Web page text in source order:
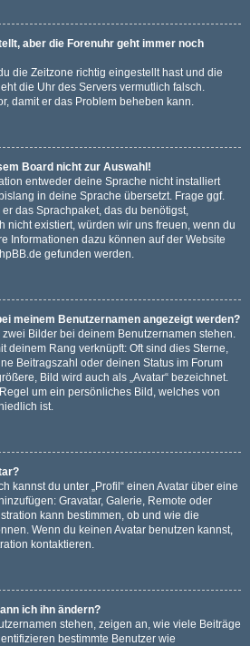
aber die Forenuhr geht immer noch
die Zeitzone richtig eingestellt hast und die
die Uhr des Servers vermutlich falsch.
damit er das Problem beheben kann.
Board nicht zur Auswahl!
entweder deine Sprache nicht installiert
in deine Sprache übersetzt. Frage ggf.
das Sprachpaket, das du benötigst,
nicht existiert, würden wir uns freuen, wenn du
Informationen dazu können auf der Website
gefunden werden.
meinem Benutzernamen angezeigt werden?
Bilder bei deinem Benutzernamen stehen.
deinem Rang verknüpft: Oft sind dies Sterne,
Beitragszahl oder deinen Status im Forum
Bild wird auch als „Avatar“ bezeichnet.
um ein persönliches Bild, welches von
ist.
kannst du unter „Profil“ einen Avatar über eine
Gravatar, Galerie, Remote oder
kann bestimmen, ob und wie die
Wenn du keinen Avatar benutzen kannst,
kontaktieren.
ich ihn ändern?
stehen, zeigen an, wie viele Beiträge
bestimmte Benutzer wie